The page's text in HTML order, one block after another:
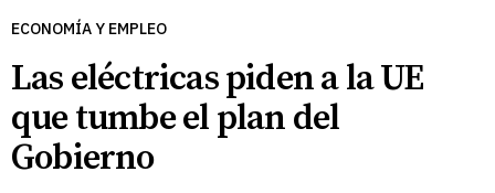
ECONOMÍA Y EMPLEO
Las eléctricas piden a la UE
que tumbe el plan del
Gobierno